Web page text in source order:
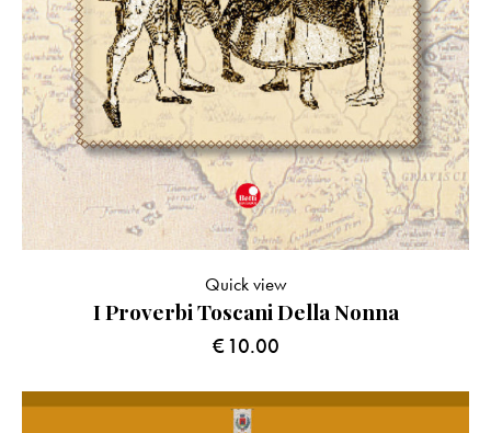
I Proverbi Toscani Della Nonna
€10.00
Quick view